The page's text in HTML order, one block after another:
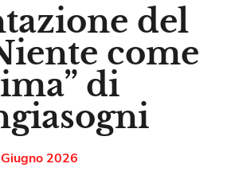
del
come
di
2026